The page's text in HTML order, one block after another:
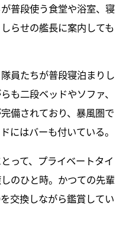
普段使う食堂や浴室、寝
らせの艦長に案内しても
員たちが普段寝泊まりし
も二段ベッドやソファ、
備されており、暴風圏で
にはバーも付いている。
って、プライベートタイ
のひと時。かつての先輩
交換しながら鑑賞してい